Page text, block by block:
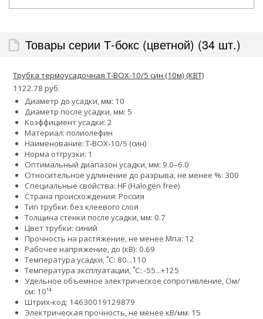
Товары серии Т-бокс (цветной) (34 шт.)
Трубка термоусадочная Т-BOX-10/5 син (10м) (КВТ)
1122.78 руб.
Диаметр до усадки, мм: 10
Диаметр после усадки, мм: 5
Коэффициент усадки: 2
Материал: полиолефин
Наименование: Т-BOX-10/5 (син)
Норма отгрузки: 1
Оптимальный диапазон усадки, мм: 9.0–6.0
Относительное удлинение до разрыва, не менее %: 300
Специальные свойства: HF (Halogen free)
Страна происхождения: Россия
Тип трубки: без клеевого слоя
Толщина стенки после усадки, мм: 0.7
Цвет трубки: синий
Прочность на растяжение, не менее Мпа: 12
Рабочее напряжение, до (кВ): 0.69
Температура усадки, ˚С: 80...110
Температура эксплуатации, ˚С: -55...+125
Удельное объемное электрическое сопротивление, Ом/
см: 10¹⁴
Штрих-код: 14630019129879
Электрическая прочность, не менее кВ/мм: 15